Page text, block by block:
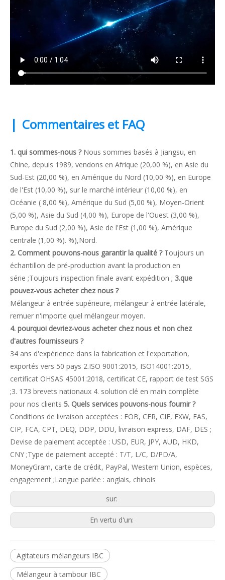
| Commentaires et FAQ
1. qui sommes-nous ? Nous sommes basés à Jiangsu, en
Chine, depuis 1989, vendons en Afrique (20,00 %), en Asie du
Sud-Est (20,00 %), en Amérique du Nord (10,00 %), en Europe
de l'Est (10,00 %), sur le marché intérieur (10,00 %), en
Océanie ( 8,00 %), Amérique du Sud (5,00 %), Moyen-Orient
(5,00 %), Asie du Sud (4,00 %), Europe de l'Ouest (3,00 %),
Europe du Sud (2,00 %), Asie de l'Est (1,00 %), Amérique
centrale (1,00 %). %),Nord.
2. Comment pouvons-nous garantir la qualité ? Toujours un
échantillon de pré-production avant la production en
série ;Toujours inspection finale avant expédition ; 3.que
pouvez-vous acheter chez nous ?
Mélangeur à entrée supérieure, mélangeur à entrée latérale,
remuer n'importe quel mélangeur moyen.
4. pourquoi devriez-vous acheter chez nous et non chez
d'autres fournisseurs ?
34 ans d'expérience dans la fabrication et l'exportation,
exportés vers 50 pays 2.ISO 9001:2015, ISO14001:2015,
certificat OHSAS 45001:2018, certificat CE, rapport de test SGS
;3. 173 brevets nationaux 4. solution clé en main complète
pour nos clients 5. Quels services pouvons-nous fournir ?
Conditions de livraison acceptées : FOB, CFR, CIF, EXW, FAS,
CIP, FCA, CPT, DEQ, DDP, DDU, livraison express, DAF, DES ;
Devise de paiement acceptée : USD, EUR, JPY, AUD, HKD,
CNY ;Type de paiement accepté : T/T, L/C, D/PD/A,
MoneyGram, carte de crédit, PayPal, Western Union, espèces,
engagement ;Langue parlée : anglais, chinois
sur:
En vertu d'un:
Agitateurs mélangeurs IBC
Mélangeur à tambour IBC